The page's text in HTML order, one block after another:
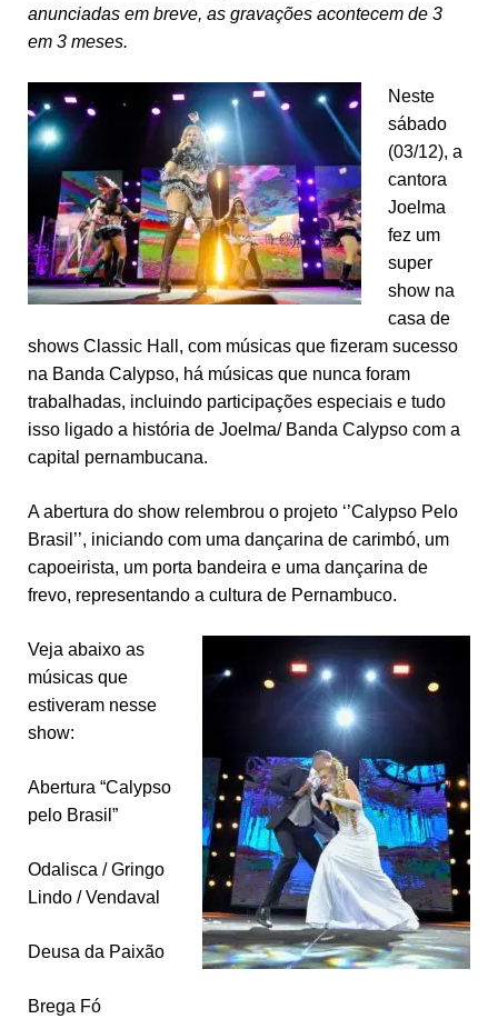
anunciadas em breve, as gravações acontecem de 3
em 3 meses.
Neste
sábado
(03/12), a
cantora
Joelma
fez um
super
show na
casa de
shows Classic Hall, com músicas que fizeram sucesso
na Banda Calypso, há músicas que nunca foram
trabalhadas, incluindo participações especiais e tudo
isso ligado a história de Joelma/ Banda Calypso com a
capital pernambucana.
A abertura do show relembrou o projeto ‘’Calypso Pelo
Brasil’’, iniciando com uma dançarina de carimbó, um
capoeirista, um porta bandeira e uma dançarina de
frevo, representando a cultura de Pernambuco.
Veja abaixo as
músicas que
estiveram nesse
show:
Abertura “Calypso
pelo Brasil”
Odalisca / Gringo
Lindo / Vendaval
Deusa da Paixão
Brega Fó